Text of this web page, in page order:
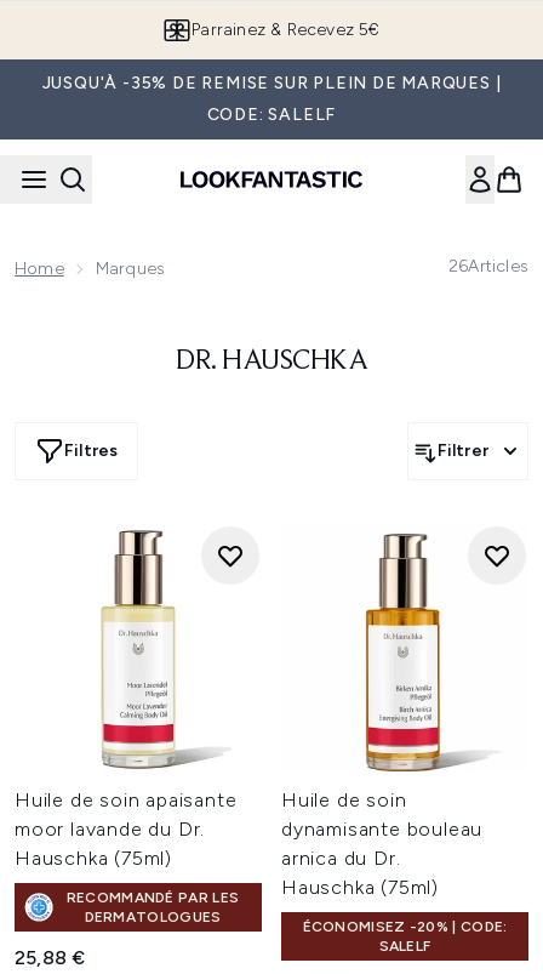
Parrainez & Recevez 5€
JUSQU'À -35% DE REMISE SUR PLEIN DE MARQUES |
CODE: SALELF
Home Marques 26Articles
DR. HAUSCHKA
Filtres Filtrer
Huile de soin apaisante
moor lavande du Dr.
Hauschka (75ml)
RECOMMANDÉ PAR LES
DERMATOLOGUES
25,88 €
Huile de soin
dynamisante bouleau
arnica du Dr.
Hauschka (75ml)
ÉCONOMISEZ -20% | CODE:
SALELF